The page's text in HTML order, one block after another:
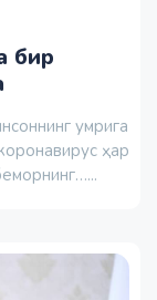
бир
умрига
ҳар